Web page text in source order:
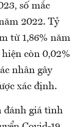
số mắc
2022. Tỷ
từ 1,86% năm
còn 0,02%
nhân gây
xác định.
đánh giá tình